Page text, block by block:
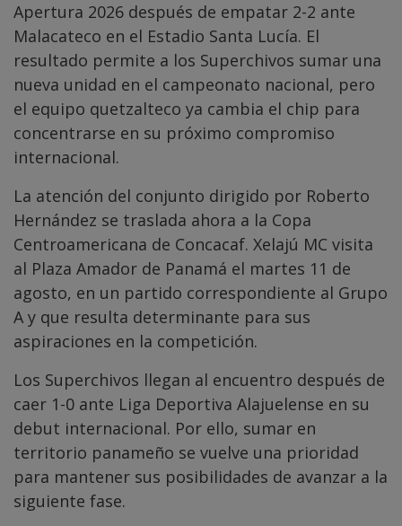
Apertura 2026 después de empatar 2-2 ante
Malacateco en el Estadio Santa Lucía. El
resultado permite a los Superchivos sumar una
nueva unidad en el campeonato nacional, pero
el equipo quetzalteco ya cambia el chip para
concentrarse en su próximo compromiso
internacional.
La atención del conjunto dirigido por Roberto
Hernández se traslada ahora a la Copa
Centroamericana de Concacaf. Xelajú MC visita
al Plaza Amador de Panamá el martes 11 de
agosto, en un partido correspondiente al Grupo
A y que resulta determinante para sus
aspiraciones en la competición.
Los Superchivos llegan al encuentro después de
caer 1-0 ante Liga Deportiva Alajuelense en su
debut internacional. Por ello, sumar en
territorio panameño se vuelve una prioridad
para mantener sus posibilidades de avanzar a la
siguiente fase.